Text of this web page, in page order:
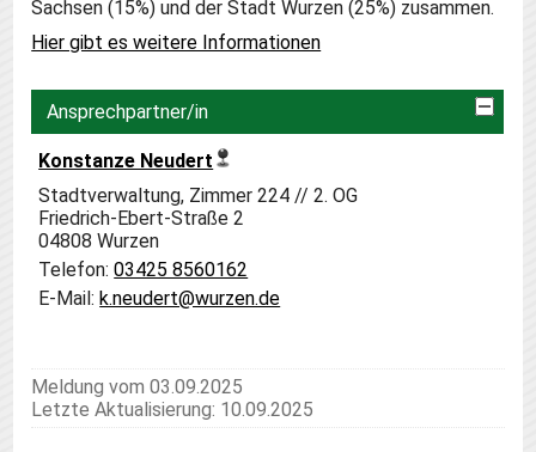
Sachsen (15%) und der Stadt Wurzen (25%) zusammen.
Hier gibt es weitere Informationen
Ansprechpartner/in
Konstanze Neudert
Stadtverwaltung, Zimmer 224 // 2. OG
Friedrich-Ebert-Straße 2
04808 Wurzen
Telefon:03425 8560162
E-Mail:k.neudert@wurzen.de
Meldung vom 03.09.2025
Letzte Aktualisierung: 10.09.2025